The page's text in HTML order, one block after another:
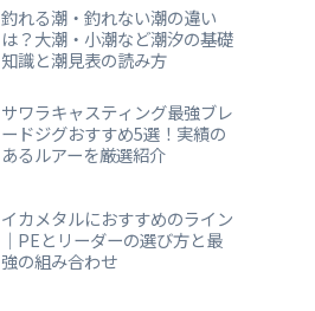
釣れる潮・釣れない潮の違い
は？大潮・小潮など潮汐の基礎
知識と潮見表の読み方
サワラキャスティング最強ブレ
ードジグおすすめ5選！実績の
あるルアーを厳選紹介
イカメタルにおすすめのライン
｜PEとリーダーの選び方と最
強の組み合わせ